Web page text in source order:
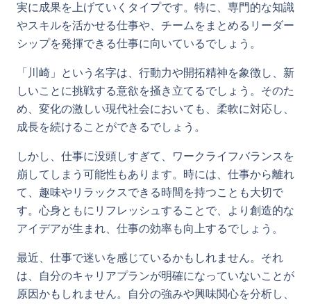
実に成果を上げていくタイプです。特に、専門的な知識
やスキルを活かせる仕事や、チームをまとめるリーダー
シップを発揮できる仕事に向いているでしょう。
「川崎」という名字は、行動力や開拓精神を象徴し、新
しいことに挑戦する意欲を掻き立てるでしょう。そのた
め、変化の激しい現代社会においても、柔軟に対応し、
成長を続けることができるでしょう。
しかし、仕事に没頭しすぎて、ワークライフバランスを
崩してしまう可能性もあります。時には、仕事から離れ
て、趣味やリラックスできる時間を持つことも大切で
す。心身ともにリフレッシュすることで、より創造的な
アイデアが生まれ、仕事の効率も向上するでしょう。
最近、仕事で迷いを感じているかもしれません。それ
は、自分のキャリアプランが明確になっていないことが
原因かもしれません。自分の強みや興味関心を分析し、